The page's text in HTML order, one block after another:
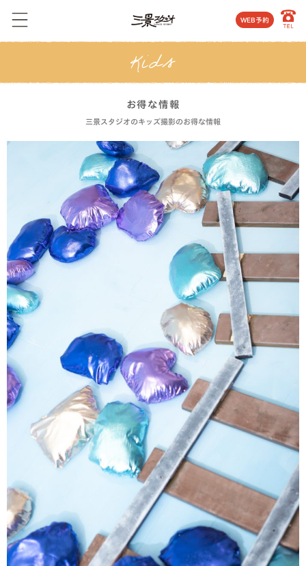
WEB予約
お得な情報
三景スタジオのキッズ撮影のお得な情報